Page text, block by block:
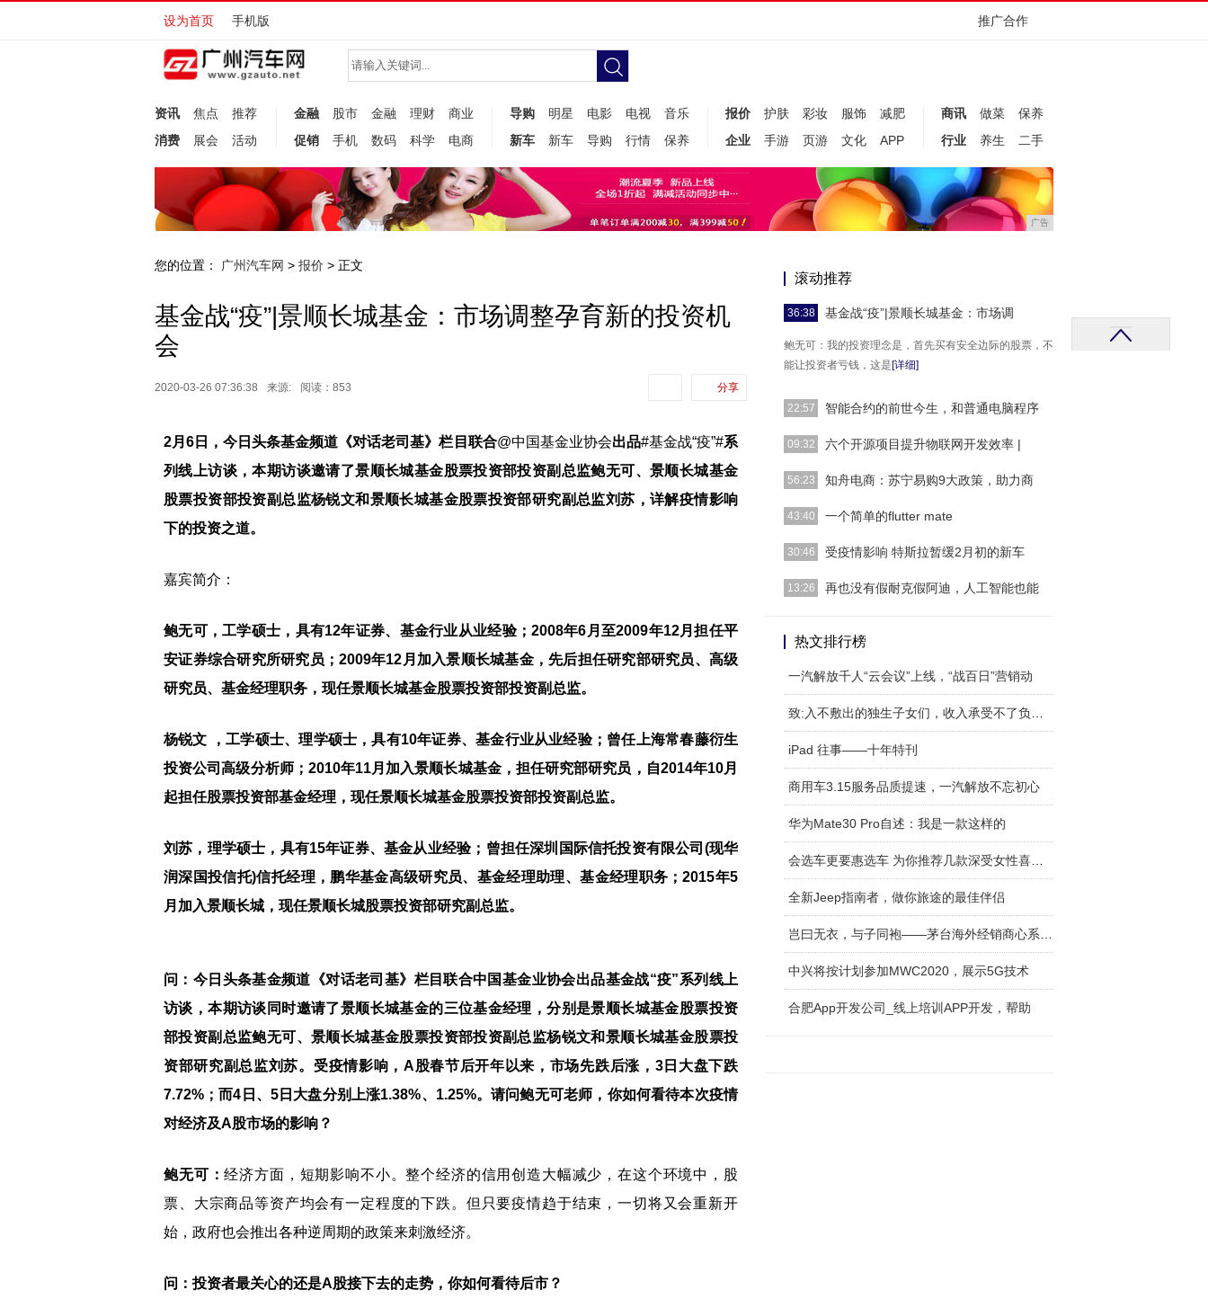
设为首页 手机版 推广合作
资讯 焦点
推荐
消费
展会 活动
金融 股市 金融 理财
商业
促销
手机 数码 科学 电商
导购 明星 电影 电视
音乐
新车
新车 导购 行情 保养
报价 护肤 彩妆 服饰
减肥
企业
手游 页游 文化 APP
商讯 做菜
保养
行业
养生 二手
广告
您的位置： 广州汽车网 > 报价 > 正文
基金战“疫”|景顺长城基金：市场调整孕育新的投资机
会
2020-03-26 07:36:38 来源: 阅读：853 分享
2月6日，今日头条基金频道《对话老司基》栏目联合@中国基金业协会出品#基金战“疫”#系
列线上访谈，本期访谈邀请了景顺长城基金股票投资部投资副总监鲍无可、景顺长城基金
股票投资部投资副总监杨锐文和景顺长城基金股票投资部研究副总监刘苏，详解疫情影响
下的投资之道。
嘉宾简介：
鲍无可，工学硕士，具有12年证券、基金行业从业经验；2008年6月至2009年12月担任平
安证券综合研究所研究员；2009年12月加入景顺长城基金，先后担任研究部研究员、高级
研究员、基金经理职务，现任景顺长城基金股票投资部投资副总监。
杨锐文 ，工学硕士、理学硕士，具有10年证券、基金行业从业经验；曾任上海常春藤衍生
投资公司高级分析师；2010年11月加入景顺长城基金，担任研究部研究员，自2014年10月
起担任股票投资部基金经理，现任景顺长城基金股票投资部投资副总监。
刘苏，理学硕士，具有15年证券、基金从业经验；曾担任深圳国际信托投资有限公司(现华
润深国投信托)信托经理，鹏华基金高级研究员、基金经理助理、基金经理职务；2015年5
月加入景顺长城，现任景顺长城股票投资部研究副总监。
问：今日头条基金频道《对话老司基》栏目联合中国基金业协会出品基金战“疫”系列线上
访谈，本期访谈同时邀请了景顺长城基金的三位基金经理，分别是景顺长城基金股票投资
部投资副总监鲍无可、景顺长城基金股票投资部投资副总监杨锐文和景顺长城基金股票投
资部研究副总监刘苏。受疫情影响，A股春节后开年以来，市场先跌后涨，3日大盘下跌
7.72%；而4日、5日大盘分别上涨1.38%、1.25%。请问鲍无可老师，你如何看待本次疫情
对经济及A股市场的影响？
鲍无可：经济方面，短期影响不小。整个经济的信用创造大幅减少，在这个环境中，股
票、大宗商品等资产均会有一定程度的下跌。但只要疫情趋于结束，一切将又会重新开
始，政府也会推出各种逆周期的政策来刺激经济。
问：投资者最关心的还是A股接下去的走势，你如何看待后市？
滚动推荐
36:38 基金战“疫”|景顺长城基金：市场调
鲍无可：我的投资理念是，首先买有安全边际的股票，不
能让投资者亏钱，这是 [详细]
22:57 智能合约的前世今生，和普通电脑程序
智能合约是区块链技术首创的吗？不是。早在1993年，
09:32 六个开源项目提升物联网开发效率 |
有数据显示，目前物联网端口数量预计在 200 亿个左
56:23 知舟电商：苏宁易购9大政策，助力商
2020年度的第一大事就是突发的疫情的，打的我们“措手
43:40 一个简单的flutter mate
title: Simple Material App, #[详细]
30:46 受疫情影响 特斯拉暂缓2月初的新车
值得一提的是，特斯拉在2019年第四季度累计生产了约
13:26 再也没有假耐克假阿迪，人工智能也能
品认证技术提供商En
热文排行榜
一汽解放千人“云会议”上线，“战百日”营销动
iPad 往事——十年特刊
商用车3.15服务品质提速，一汽解放不忘初心
华为Mate30 Pro自述：我是一款这样的
全新Jeep指南者，做你旅途的最佳伴侣
中兴将按计划参加MWC2020，展示5G技术
合肥App开发公司_线上培训APP开发，帮助